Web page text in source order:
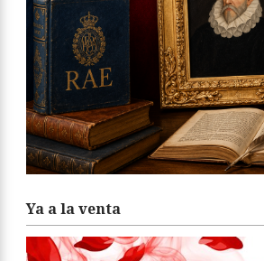
Ya a la venta